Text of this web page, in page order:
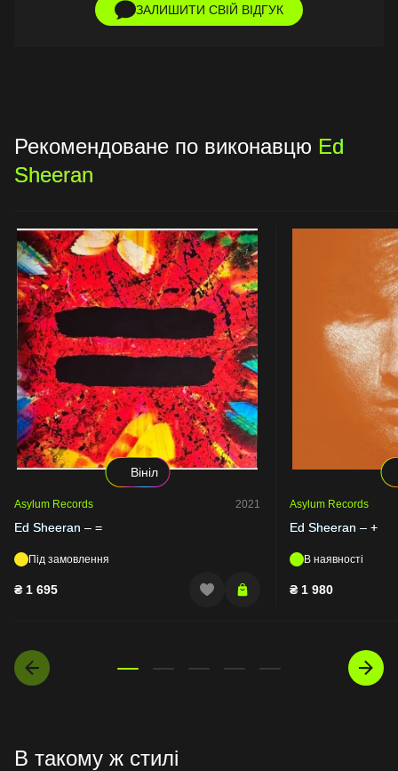
ЗАЛИШИТИ СВІЙ ВІДГУК
Рекомендоване по виконавцю Ed
Sheeran
Вініл
Asylum Records 2021
Ed Sheeran – =
Під замовлення
₴ 1 695
Asylum Records
Ed Sheeran – +
В наявності
₴ 1 980
В такому ж стилі